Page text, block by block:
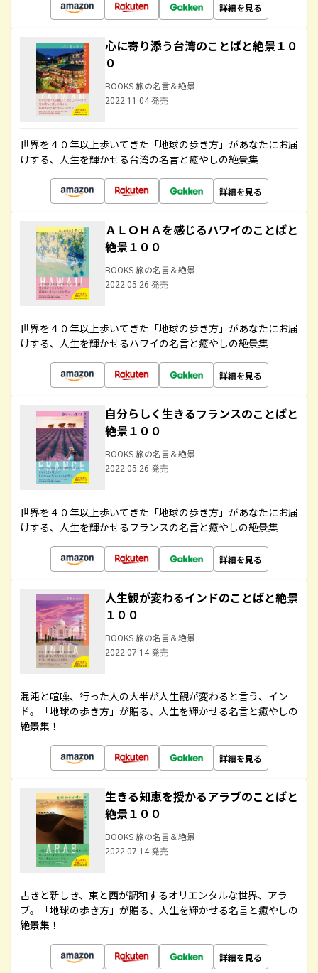
詳細を見る
心に寄り添う台湾のことばと絶景１０
０
BOOKS 旅の名言＆絶景
2022.11.04 発売
世界を４０年以上歩いてきた「地球の歩き方」があなたにお届
けする、人生を輝かせる台湾の名言と癒やしの絶景集
詳細を見る
ＡＬＯＨＡを感じるハワイのことばと
絶景１００
BOOKS 旅の名言＆絶景
2022.05.26 発売
世界を４０年以上歩いてきた「地球の歩き方」があなたにお届
けする、人生を輝かせるハワイの名言と癒やしの絶景集
詳細を見る
自分らしく生きるフランスのことばと
絶景１００
BOOKS 旅の名言＆絶景
2022.05.26 発売
世界を４０年以上歩いてきた「地球の歩き方」があなたにお届
けする、人生を輝かせるフランスの名言と癒やしの絶景集
詳細を見る
人生観が変わるインドのことばと絶景
１００
BOOKS 旅の名言＆絶景
2022.07.14 発売
混沌と喧噪、行った人の大半が人生観が変わると言う、イン
ド。「地球の歩き方」が贈る、人生を輝かせる名言と癒やしの
絶景集！
詳細を見る
生きる知恵を授かるアラブのことばと
絶景１００
BOOKS 旅の名言＆絶景
2022.07.14 発売
古きと新しき、東と西が調和するオリエンタルな世界、アラ
ブ。「地球の歩き方」が贈る、人生を輝かせる名言と癒やしの
絶景集！
詳細を見る